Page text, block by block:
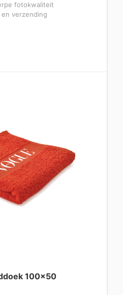
fotokwaliteit
verzending
100×50